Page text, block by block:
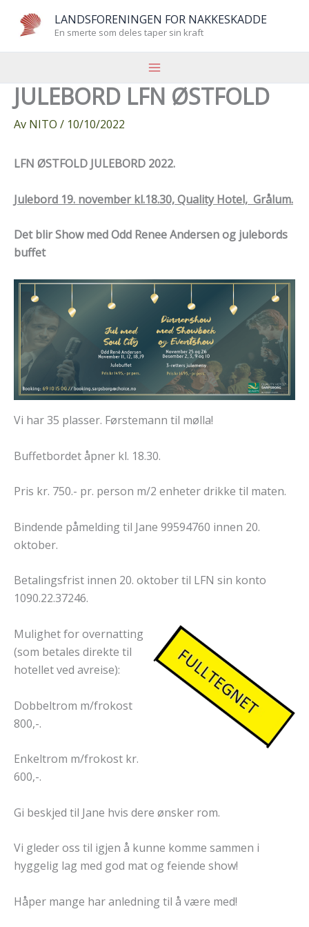
LANDSFORENINGEN FOR NAKKESKADDE
En smerte som deles taper sin kraft
JULEBORD LFN ØSTFOLD
Av NITO / 10/10/2022
LFN ØSTFOLD JULEBORD 2022.
Julebord 19. november kl.18.30, Quality Hotel, Grålum.
Det blir Show med Odd Renee Andersen og julebords
buffet
Vi har 35 plasser. Førstemann til mølla!
Buffetbordet åpner kl. 18.30.
Pris kr. 750.- pr. person m/2 enheter drikke til maten.
Bindende påmelding til Jane 99594760 innen 20.
oktober.
Betalingsfrist innen 20. oktober til LFN sin konto
1090.22.37246.
Mulighet for overnatting
(som betales direkte til
hotellet ved avreise):
Dobbeltrom m/frokost
800,-.
Enkeltrom m/frokost kr.
600,-.
Gi beskjed til Jane hvis dere ønsker rom.
Vi gleder oss til igjen å kunne komme sammen i
hyggelig lag med god mat og feiende show!
Håper mange har anledning til å være med!